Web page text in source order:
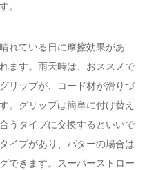
。
れている日に摩擦効果があ
ます。雨天時は、おススメで
リップが、コード材が滑りづ
。グリップは簡単に付け替え
うタイプに交換するといいで
イプがあり、パターの場合は
できます。スーパーストロー